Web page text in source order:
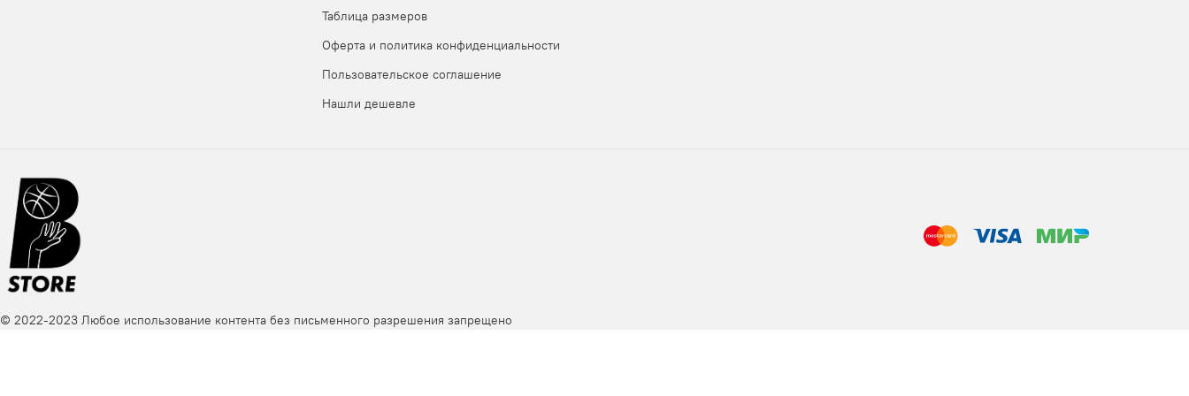
- написать нам в мессенджеры, чтобы мы нашли таблицу и прислали Вам
Таблица размеров
Оферта и политика конфиденциальности
Пользовательское соглашение
Нашли дешевле
© 2022-2023 Любое использование контента без письменного разрешения запрещено